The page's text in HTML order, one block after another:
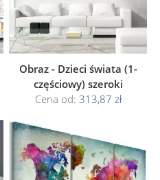
Obraz - Dzieci świata (1-
częściowy) szeroki
Cena od: 313,87 zł